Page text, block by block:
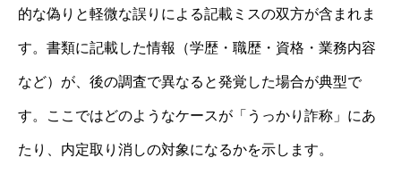
的な偽りと軽微な誤りによる記載ミスの双方が含まれま
す。書類に記載した情報（学歴・職歴・資格・業務内容
など）が、後の調査で異なると発覚した場合が典型で
す。ここではどのようなケースが「うっかり詐称」にあ
たり、内定取り消しの対象になるかを示します。